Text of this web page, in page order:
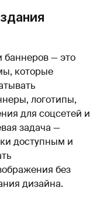
баннеров — это
которые
логотипы,
для соцсетей и
задача —
доступным и
без
дизайна.